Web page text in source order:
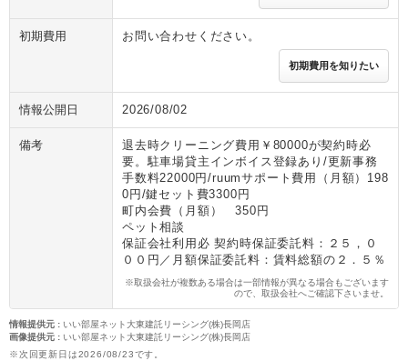
初期費用 お問い合わせください。
初期費用を知りたい
情報公開日 2026/08/02
備考
退去時クリーニング費用￥80000が契約時必
要。駐車場貸主インボイス登録あり/更新事務
手数料22000円/ruumサポート費用（月額）198
0円/鍵セット費3300円
町内会費（月額） 350円
ペット相談
保証会社利用必 契約時保証委託料：２５，０
００円／月額保証委託料：賃料総額の２．５％
※取扱会社が複数ある場合は一部情報が異なる場合もございます
ので、取扱会社へご確認下さいませ。
情報提供元 : いい部屋ネット大東建託リーシング(株)長岡店
画像提供元 : いい部屋ネット大東建託リーシング(株)長岡店
※次回更新日は2026/08/23です。